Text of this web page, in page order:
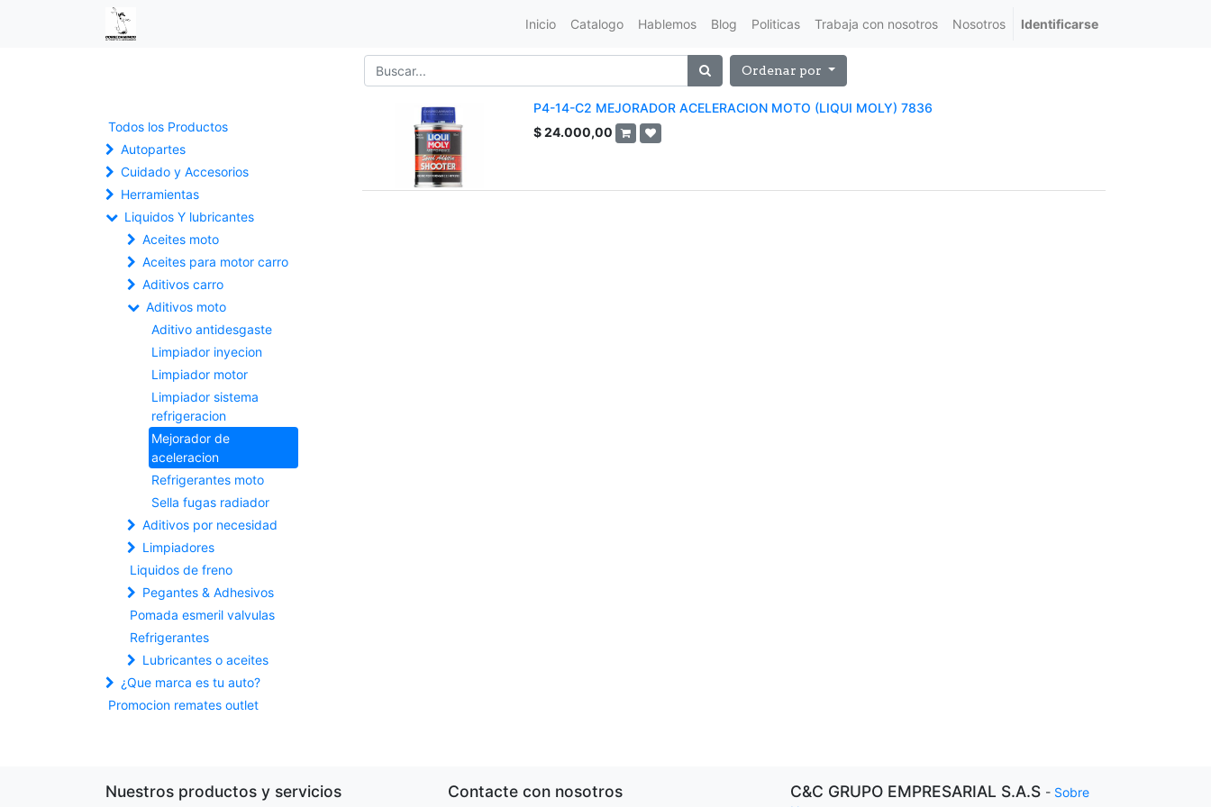
Inicio Catalogo Hablemos Blog Politicas Trabaja con nosotros Nosotros Identificarse
Ordenar por
Todos los Productos
Autopartes
Cuidado y Accesorios
Herramientas
Liquidos Y lubricantes
Aceites moto
Aceites para motor carro
Aditivos carro
Aditivos moto
Aditivo antidesgaste
Limpiador inyecion
Limpiador motor
Limpiador sistema
refrigeracion
Mejorador de
aceleracion
Refrigerantes moto
Sella fugas radiador
Aditivos por necesidad
Limpiadores
Liquidos de freno
Pegantes & Adhesivos
Pomada esmeril valvulas
Refrigerantes
Lubricantes o aceites
¿Que marca es tu auto?
Promocion remates outlet
P4-14-C2 MEJORADOR ACELERACION MOTO (LIQUI MOLY) 7836
$24.000,00
Nuestros productos y servicios Contacte con nosotros C&C GRUPO EMPRESARIAL S.A.S - Sobre